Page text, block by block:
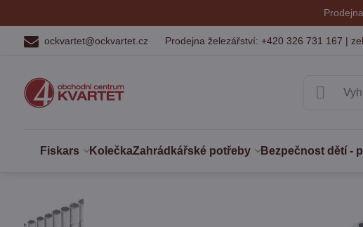
ockvartet@ockvartet.cz Prodejna železářství: +420 326 731 167 |
Fiskars KolečkaZahrádkářské potřeby Bezpečnost dětí -